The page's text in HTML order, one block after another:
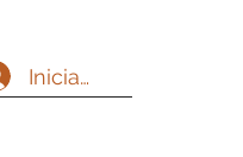
Iniciar sesión